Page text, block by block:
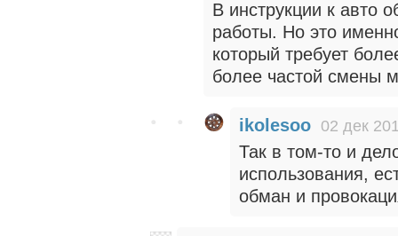
В инструкции к авто
работы. Но это
который требует
более частой смены
ikolesoo 02 дек
Так в том-то и
использования,
обман и